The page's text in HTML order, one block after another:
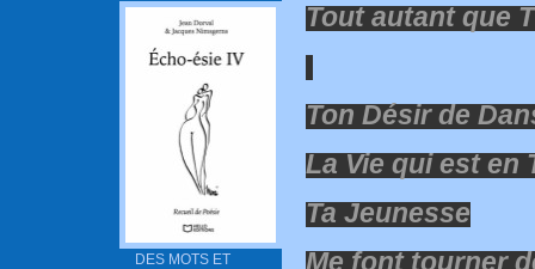
DES MOTS ET
Tout autant que
Ton Désir de
La Vie qui est en
Ta Jeunesse
Me font tourner